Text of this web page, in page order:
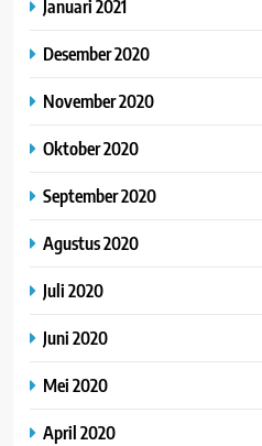
Januari 2021
Desember 2020
November 2020
Oktober 2020
September 2020
Agustus 2020
Juli 2020
Juni 2020
Mei 2020
April 2020